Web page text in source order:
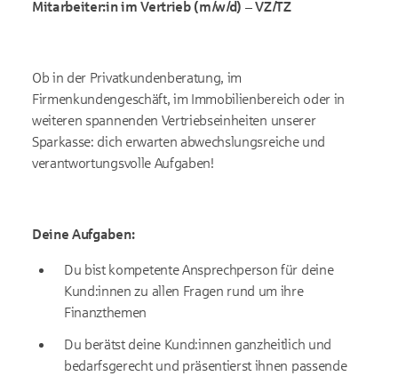
Mitarbeiter:in im Vertrieb (m/w/d) – VZ/TZ
Ob in der Privatkundenberatung, im
Firmenkundengeschäft, im Immobilienbereich oder in
weiteren spannenden Vertriebseinheiten unserer
Sparkasse: dich erwarten abwechslungsreiche und
verantwortungsvolle Aufgaben!
Deine Aufgaben:
Du bist kompetente Ansprechperson für deine
Kund:innen zu allen Fragen rund um ihre
Finanzthemen
Du berätst deine Kund:innen ganzheitlich und
bedarfsgerecht und präsentierst ihnen passende